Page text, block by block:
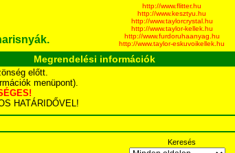
http://www.flitter.hu
http://www.kesztyu.hu
http://www.taylorcrystal.hu
http://www.taylor-kellek.hu
http://www.furdoruhaanyag.hu
http://www.taylor-eskuvoikellek.hu
Megrendelési információk
előtt.
menüpont).
HATÁRIDŐVEL!
Keresés